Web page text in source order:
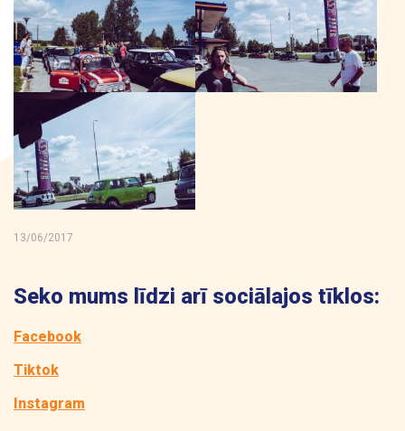
13/06/2017
Seko mums līdzi arī sociālajos tīklos:
Facebook
Tiktok
Instagram